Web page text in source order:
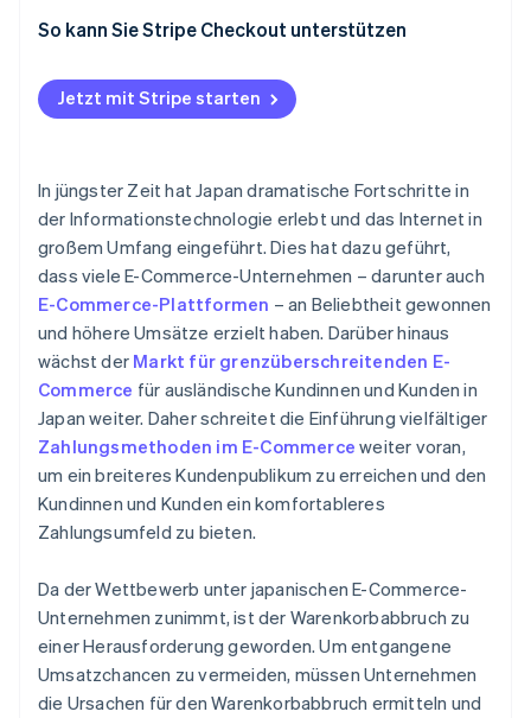
So kann Sie Stripe Checkout unterstützen
Jetzt mit Stripe starten
In jüngster Zeit hat Japan dramatische Fortschritte in
der Informationstechnologie erlebt und das Internet in
großem Umfang eingeführt. Dies hat dazu geführt,
dass viele E-Commerce-Unternehmen – darunter auch
E-Commerce-Plattformen – an Beliebtheit gewonnen
und höhere Umsätze erzielt haben. Darüber hinaus
wächst der Markt für grenzüberschreitenden E-
Commerce für ausländische Kundinnen und Kunden in
Japan weiter. Daher schreitet die Einführung vielfältiger
Zahlungsmethoden im E-Commerce weiter voran,
um ein breiteres Kundenpublikum zu erreichen und den
Kundinnen und Kunden ein komfortableres
Zahlungsumfeld zu bieten.
Da der Wettbewerb unter japanischen E-Commerce-
Unternehmen zunimmt, ist der Warenkorbabbruch zu
einer Herausforderung geworden. Um entgangene
Umsatzchancen zu vermeiden, müssen Unternehmen
die Ursachen für den Warenkorbabbruch ermitteln und